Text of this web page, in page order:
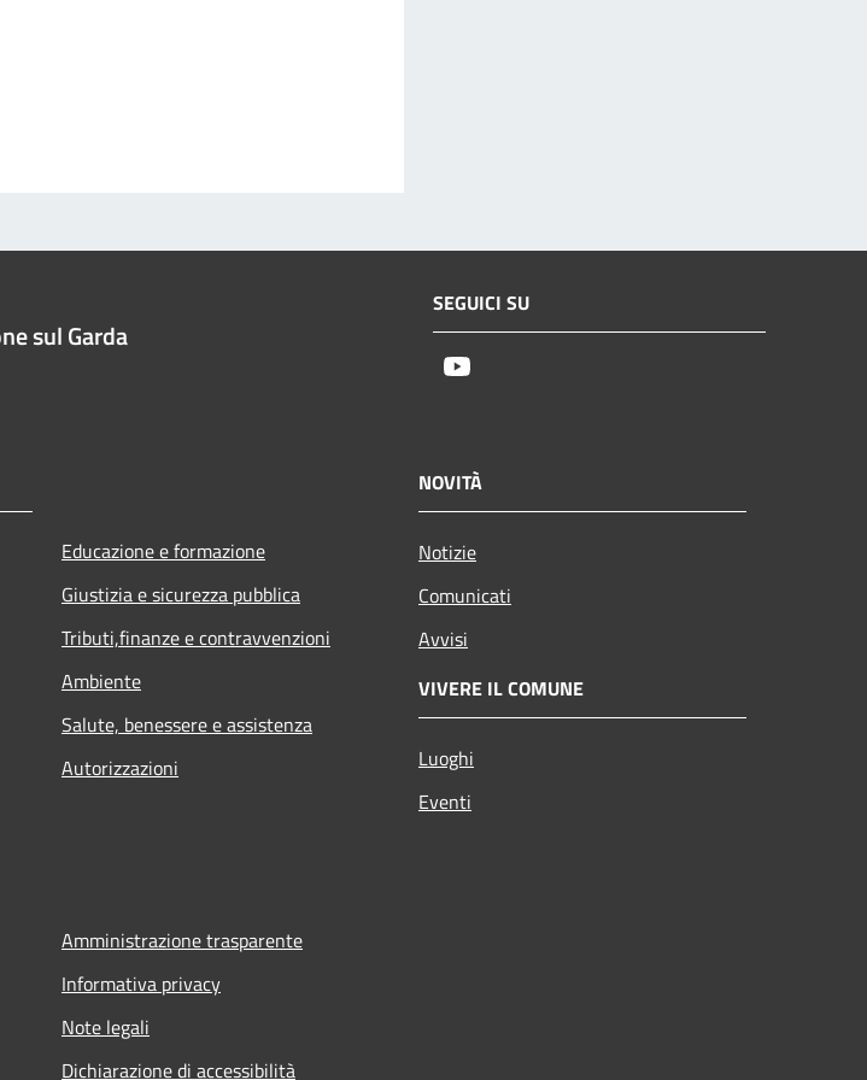
sul Garda
SEGUICI SU
Educazione e formazione
Giustizia e sicurezza pubblica
Tributi,finanze e contravvenzioni
Ambiente
Salute, benessere e assistenza
Autorizzazioni
NOVITÀ
Notizie
Comunicati
Avvisi
VIVERE IL COMUNE
Luoghi
Eventi
Amministrazione trasparente
Informativa privacy
Note legali
Dichiarazione di accessibilità